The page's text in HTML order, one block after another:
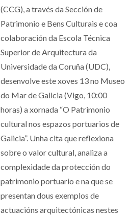
(CCG), a través da Sección de
Patrimonio e Bens Culturais e coa
colaboración da Escola Técnica
Superior de Arquitectura da
Universidade da Coruña (UDC),
desenvolve este xoves 13 no Museo
do Mar de Galicia (Vigo, 10:00
horas) a xornada “O Patrimonio
cultural nos espazos portuarios de
Galicia”. Unha cita que reflexiona
sobre o valor cultural, analiza a
complexidade da protección do
patrimonio portuario e na que se
presentan dous exemplos de
actuacións arquitectónicas nestes